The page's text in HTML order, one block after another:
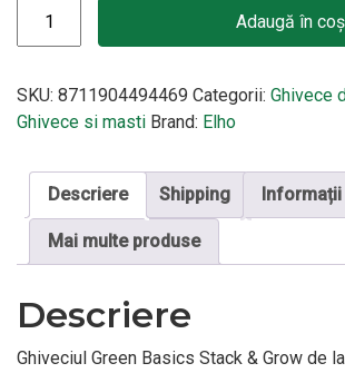
Adaugă în coș
SKU: 8711904494469 Categorii: Ghivece
Ghivece si masti Brand: Elho
Descriere Shipping
Mai multe produse
Descriere
Ghiveciul Green Basics Stack & Grow de